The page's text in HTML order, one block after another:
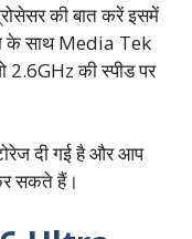
की बात करें इसमें
के साथ Media Tek
की स्पीड पर
दी गई है और आप
सकते हैं।